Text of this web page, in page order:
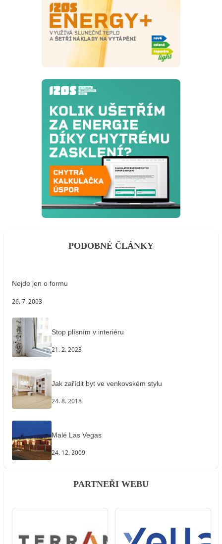
PODOBNÉ ČLÁNKY
Nejde jen o formu
26. 7. 2003
Stop plísním v interiéru
21. 2. 2023
Jak zařídit byt ve venkovském stylu
24. 8. 2018
Malé Las Vegas
24. 12. 2009
PARTNEŘI WEBU